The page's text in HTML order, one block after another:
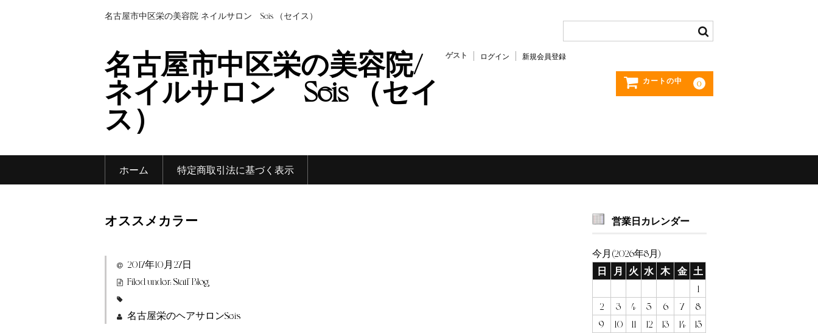
名古屋市中区栄の美容院/ネイルサロン Seis （セイス）
名古屋市中区栄の美容院/
ネイルサロン Seis （セイ
ス）
ゲスト ログイン 新規会員登録
カートの中 0
ホーム 特定商取引法に基づく表示
オススメカラー
2017年10月27日
Filed under: Staff Blog
名古屋栄のヘアサロンSeis
営業日カレンダー
今月(2026年8月)
日
月 火 水 木 金 土
1
2
3 4 5 6 7
8
9
10 11 12 13 14
15